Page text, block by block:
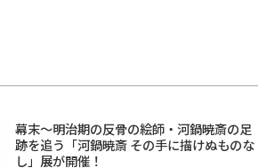
幕末〜明治期の反骨の絵師・河鍋暁斎の足
跡を追う「河鍋暁斎 その手に描けぬものな
し」展が開催！